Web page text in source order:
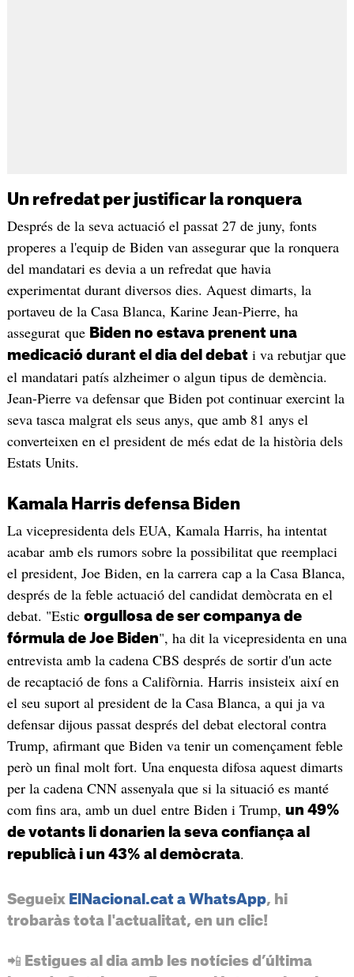
Un refredat per justificar la ronquera
Després de la seva actuació el passat 27 de juny, fonts
properes a l'equip de Biden van assegurar que la ronquera
del mandatari es devia a un refredat que havia
experimentat durant diversos dies. Aquest dimarts, la
portaveu de la Casa Blanca, Karine Jean-Pierre, ha
assegurat que Biden no estava prenent una
medicació durant el dia del debati va rebutjar que
el mandatari patís alzheimer o algun tipus de demència.
Jean-Pierre va defensar que Biden pot continuar exercint la
seva tasca malgrat els seus anys, que amb 81 anys el
converteixen en el president de més edat de la història dels
Estats Units.
Kamala Harris defensa Biden
La vicepresidenta dels EUA, Kamala Harris, ha intentat
acabar amb els rumors sobre la possibilitat que reemplaci
el president, Joe Biden, en la carrera cap a la Casa Blanca,
després de la feble actuació del candidat demòcrata en el
debat. "Estic orgullosa de ser companya de
fórmula de Joe Biden", ha dit la vicepresidenta en una
entrevista amb la cadena CBS després de sortir d'un acte
de recaptació de fons a Califòrnia. Harris insisteix així en
el seu suport al president de la Casa Blanca, a qui ja va
defensar dijous passat després del debat electoral contra
Trump, afirmant que Biden va tenir un començament feble
però un final molt fort. Una enquesta difosa aquest dimarts
per la cadena CNN assenyala que si la situació es manté
com fins ara, amb un duel entre Biden i Trump, un 49%
de votants li donarien la seva confiança al
republicà i un 43% al demòcrata.
Segueix ElNacional.cat a WhatsApp, hi
trobaràs tota l'actualitat, en un clic!
📲 Estigues al dia amb les notícies d’última